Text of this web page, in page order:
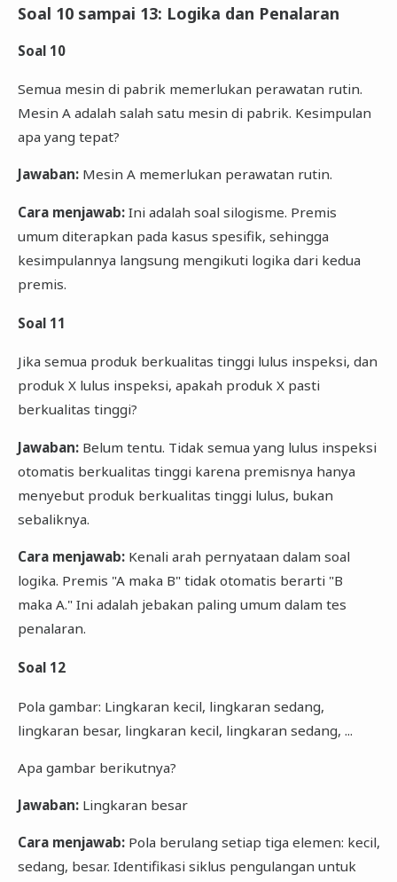
Soal 10 sampai 13: Logika dan Penalaran
Soal 10
Semua mesin di pabrik memerlukan perawatan rutin.
Mesin A adalah salah satu mesin di pabrik. Kesimpulan
apa yang tepat?
Jawaban:Mesin A memerlukan perawatan rutin.
Cara menjawab:Ini adalah soal silogisme. Premis
umum diterapkan pada kasus spesifik, sehingga
kesimpulannya langsung mengikuti logika dari kedua
premis.
Soal 11
Jika semua produk berkualitas tinggi lulus inspeksi, dan
produk X lulus inspeksi, apakah produk X pasti
berkualitas tinggi?
Jawaban:Belum tentu. Tidak semua yang lulus inspeksi
otomatis berkualitas tinggi karena premisnya hanya
menyebut produk berkualitas tinggi lulus, bukan
sebaliknya.
Cara menjawab:Kenali arah pernyataan dalam soal
logika. Premis "A maka B" tidak otomatis berarti "B
maka A." Ini adalah jebakan paling umum dalam tes
penalaran.
Soal 12
Pola gambar: Lingkaran kecil, lingkaran sedang,
lingkaran besar, lingkaran kecil, lingkaran sedang, ...
Apa gambar berikutnya?
Jawaban:Lingkaran besar
Cara menjawab:Pola berulang setiap tiga elemen: kecil,
sedang, besar. Identifikasi siklus pengulangan untuk